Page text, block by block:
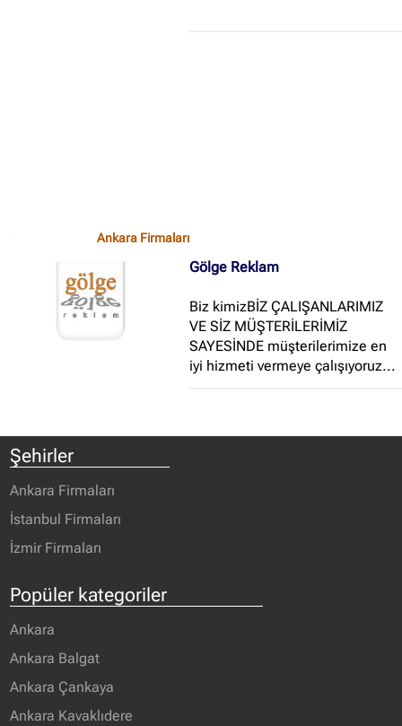
Ankara Firmaları
Gölge Reklam
Biz kimizBİZ ÇALIŞANLARIMIZ
VE SİZ MÜŞTERİLERİMİZ
SAYESİNDE müşterilerimize en
iyi hizmeti vermeye çalışıyoruz...
Şehirler
Ankara Firmaları
İstanbul Firmaları
İzmir Firmaları
Popüler kategoriler
Ankara
Ankara Balgat
Ankara Çankaya
Ankara Kavaklıdere